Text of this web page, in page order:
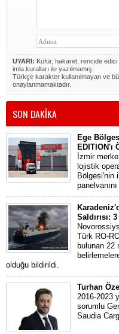
UYARI: Küfür, hakaret, rencide edici
imla kuralları ile yazılmamış,
Türkçe karakter kullanılmayan ve
onaylanmamaktadır.
SON DAKİKA
Ege
EDITION'ı
İzmir
lojistik
Bölgesi'nin
Saldırısı:
Türk RO-
bulunan 22
olduğu bildirildi.
Turhan
2016-2023
sorumlu
Saudia